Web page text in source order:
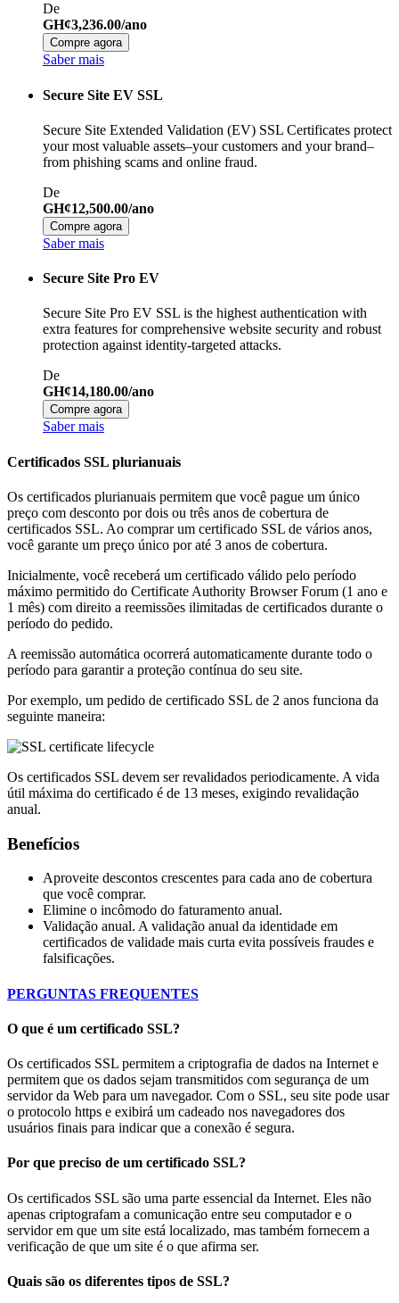
De
GH¢3,236.00/ano
Compre agora
Saber mais
Secure Site EV SSL
Secure Site Extended Validation (EV) SSL Certificates protect
your most valuable assets–your customers and your brand–
from phishing scams and online fraud.
De
GH¢12,500.00/ano
Compre agora
Saber mais
Secure Site Pro EV
Secure Site Pro EV SSL is the highest authentication with
extra features for comprehensive website security and robust
protection against identity-targeted attacks.
De
GH¢14,180.00/ano
Compre agora
Saber mais
Certificados SSL plurianuais
Os certificados plurianuais permitem que você pague um único
preço com desconto por dois ou três anos de cobertura de
certificados SSL. Ao comprar um certificado SSL de vários anos,
você garante um preço único por até 3 anos de cobertura.
Inicialmente, você receberá um certificado válido pelo período
máximo permitido do Certificate Authority Browser Forum (1 ano e
1 mês) com direito a reemissões ilimitadas de certificados durante o
período do pedido.
A reemissão automática ocorrerá automaticamente durante todo o
período para garantir a proteção contínua do seu site.
Por exemplo, um pedido de certificado SSL de 2 anos funciona da
seguinte maneira:
Os certificados SSL devem ser revalidados periodicamente. A vida
útil máxima do certificado é de 13 meses, exigindo revalidação
anual.
Benefícios
Aproveite descontos crescentes para cada ano de cobertura
que você comprar.
Elimine o incômodo do faturamento anual.
Validação anual. A validação anual da identidade em
certificados de validade mais curta evita possíveis fraudes e
falsificações.
PERGUNTAS FREQUENTES
O que é um certificado SSL?
Os certificados SSL permitem a criptografia de dados na Internet e
permitem que os dados sejam transmitidos com segurança de um
servidor da Web para um navegador. Com o SSL, seu site pode usar
o protocolo https e exibirá um cadeado nos navegadores dos
usuários finais para indicar que a conexão é segura.
Por que preciso de um certificado SSL?
Os certificados SSL são uma parte essencial da Internet. Eles não
apenas criptografam a comunicação entre seu computador e o
servidor em que um site está localizado, mas também fornecem a
verificação de que um site é o que afirma ser.
Quais são os diferentes tipos de SSL?